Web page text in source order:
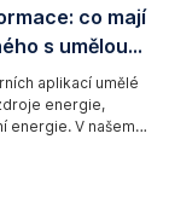
co mají
s umělou
aplikací umělé
energie,
energie. V našem
co